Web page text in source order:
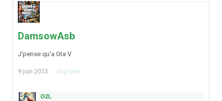
DamsowAsb
J'pense qu'a Gta V
9 juin 2013 Signaler
O2L